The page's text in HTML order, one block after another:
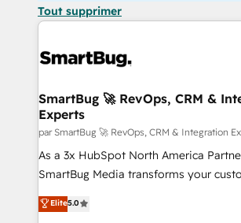
Tout supprimer
SmartBug 🚀 RevOps, CRM &
Experts
par SmartBug 🚀 RevOps, CRM & Integration
As a 3x HubSpot North America
SmartBug Media transforms your
into a revenue engine. Our unified
includes specialized divisions Globalia
Elite5.0